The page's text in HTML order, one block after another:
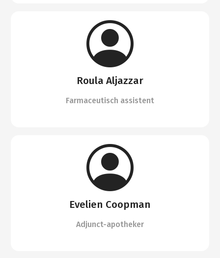
Roula Aljazzar
Farmaceutisch assistent
Evelien Coopman
Adjunct-apotheker